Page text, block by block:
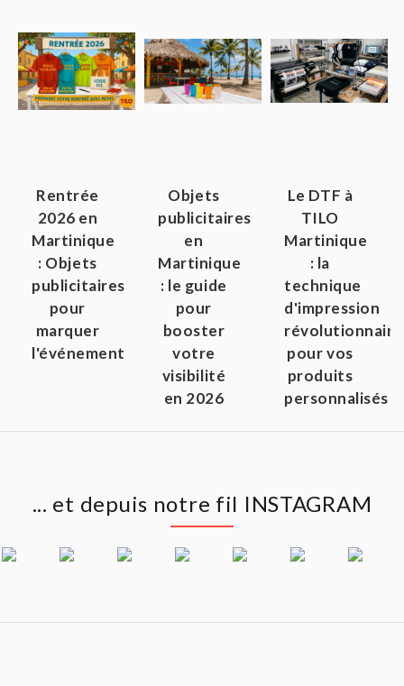
Rentrée
2026 en
Martinique
: Objets
publicitaires
pour
marquer
l'événement
Objets
publicitaires
en
Martinique
: le guide
pour
booster
votre
visibilité
en 2026
Le DTF à
TILO
Martinique
: la
technique
d'impression
révolutionnaire
pour vos
produits
personnalisés
... et depuis notre fil INSTAGRAM